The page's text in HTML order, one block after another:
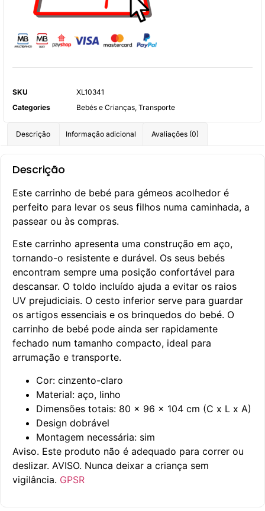
SKU
XL10341
Categories
Bebés e Crianças Transporte
Descrição Informação adicional Avaliações (0)
Descrição
Este carrinho de bebé para gémeos acolhedor é
perfeito para levar os seus filhos numa caminhada, a
passear ou às compras.
Este carrinho apresenta uma construção em aço,
tornando-o resistente e durável. Os seus bebés
encontram sempre uma posição confortável para
descansar. O toldo incluído ajuda a evitar os raios
UV prejudiciais. O cesto inferior serve para guardar
os artigos essenciais e os brinquedos do bebé. O
carrinho de bebé pode ainda ser rapidamente
fechado num tamanho compacto, ideal para
arrumação e transporte.
Cor: cinzento-claro
Material: aço, linho
Dimensões totais: 80 x 96 x 104 cm (C x L x A)
Design dobrável
Montagem necessária: sim
Aviso. Este produto não é adequado para correr ou
deslizar. AVISO. Nunca deixar a criança sem
vigilância. GPSR